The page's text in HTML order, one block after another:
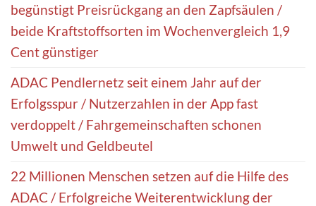
begünstigt Preisrückgang an den Zapfsäulen /
beide Kraftstoffsorten im Wochenvergleich 1,9
Cent günstiger
ADAC Pendlernetz seit einem Jahr auf der
Erfolgsspur / Nutzerzahlen in der App fast
verdoppelt / Fahrgemeinschaften schonen
Umwelt und Geldbeutel
22 Millionen Menschen setzen auf die Hilfe des
ADAC / Erfolgreiche Weiterentwicklung der